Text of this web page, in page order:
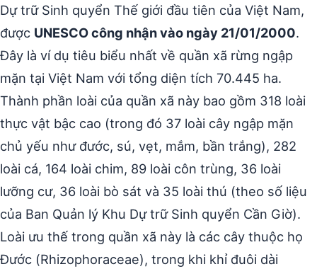
Dự trữ Sinh quyển Thế giới đầu tiên của Việt Nam,
được UNESCO công nhận vào ngày 21/01/2000.
Đây là ví dụ tiêu biểu nhất về quần xã rừng ngập
mặn tại Việt Nam với tổng diện tích 70.445 ha.
Thành phần loài của quần xã này bao gồm 318 loài
thực vật bậc cao (trong đó 37 loài cây ngập mặn
chủ yếu như đước, sú, vẹt, mắm, bần trắng), 282
loài cá, 164 loài chim, 89 loài côn trùng, 36 loài
lưỡng cư, 36 loài bò sát và 35 loài thú (theo số liệu
của Ban Quản lý Khu Dự trữ Sinh quyển Cần Giờ).
Loài ưu thế trong quần xã này là các cây thuộc họ
Đước (Rhizophoraceae), trong khi khỉ đuôi dài